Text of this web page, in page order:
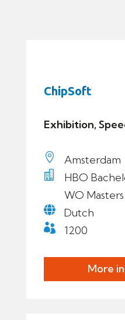
ChipSoft
Exhibition,
 Amsterdam

HBO
WO Masters
 Dutch
 1200
More